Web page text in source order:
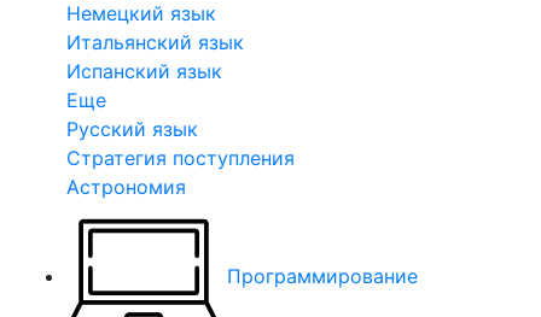
Немецкий язык
Итальянский язык
Испанский язык
Еще
Русский язык
Стратегия поступления
Астрономия
Программирование